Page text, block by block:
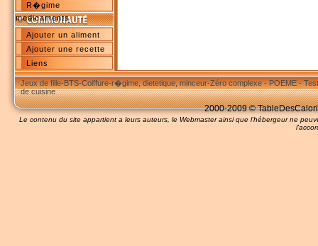
R�gime
medicaments
Ajouter un aliment
Ajouter une recette
Liens
Jeux de fille-BTS-Coiffure-r�gime, dietetique, minceur-Zéro complexe-POEME-
de cuisine
2000-2009 ©
Le contenu du site appartient a leurs auteurs, le Webmaster ainsi que l'hébergeur ne